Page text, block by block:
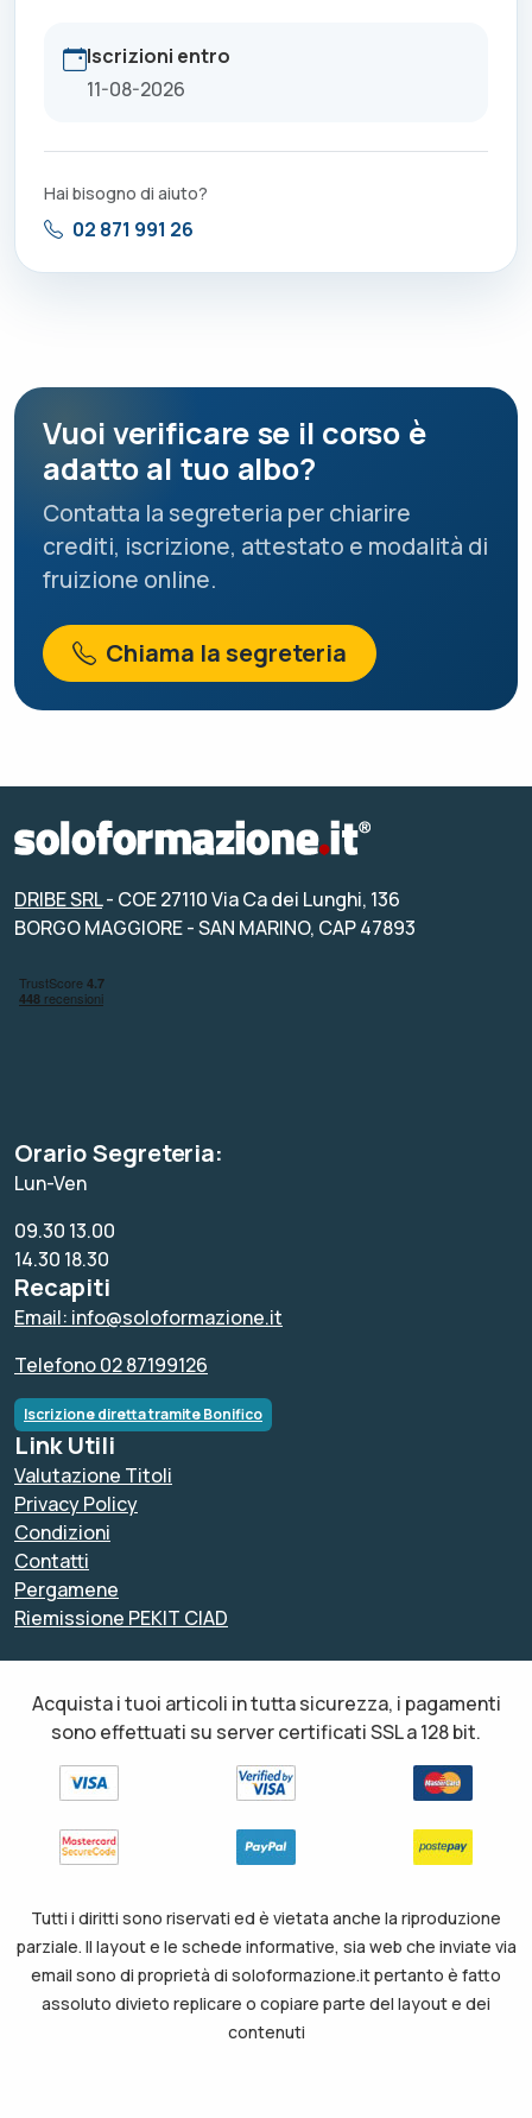
Iscrizioni entro
11-08-2026
Hai bisogno di aiuto?
02 871 991 26
Vuoi verificare se il corso è
adatto al tuo albo?
Contatta la segreteria per chiarire
crediti, iscrizione, attestato e modalità di
fruizione online.
Chiama la segreteria
DRIBE SRL- COE 27110 Via Ca dei Lunghi, 136
BORGO MAGGIORE - SAN MARINO, CAP 47893
Orario Segreteria:
Lun-Ven
09.30 13.00
14.30 18.30
Recapiti
Email: info@soloformazione.it
Telefono 02 87199126
Iscrizione diretta tramite Bonifico
Link Utili
Valutazione Titoli
Privacy Policy
Condizioni
Contatti
Pergamene
Riemissione PEKIT CIAD
Acquista i tuoi articoli in tutta sicurezza, i pagamenti
sono effettuati su server certificati SSL a 128 bit.
Tutti i diritti sono riservati ed è vietata anche la riproduzione
parziale. Il layout e le schede informative, sia web che inviate via
email sono di proprietà di soloformazione.it pertanto è fatto
assoluto divieto replicare o copiare parte del layout e dei
contenuti